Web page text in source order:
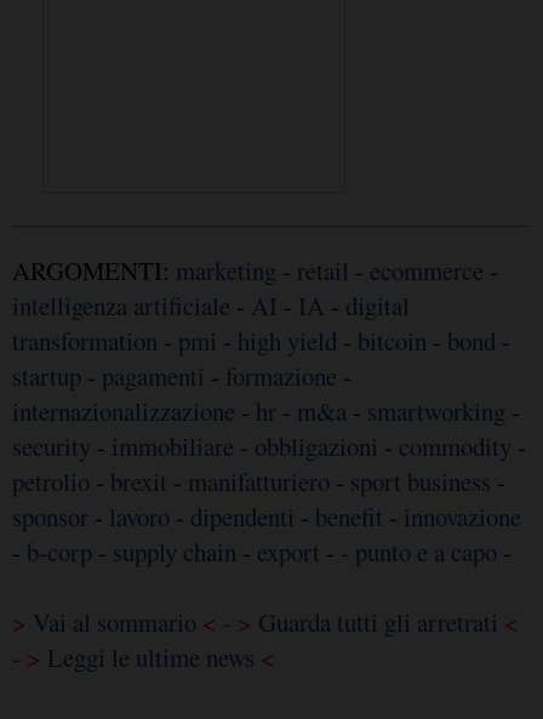
ARGOMENTI: marketing - retail - ecommerce -
intelligenza artificiale - AI - IA - digital
transformation - pmi - high yield - bitcoin - bond -
startup - pagamenti - formazione -
internazionalizzazione - hr - m&a - smartworking -
security - immobiliare - obbligazioni - commodity -
petrolio - brexit - manifatturiero - sport business -
sponsor - lavoro - dipendenti - benefit - innovazione
- b-corp - supply chain - export - - punto e a capo -
> Vai al sommario < - > Guarda tutti gli arretrati <
- > Leggi le ultime news <